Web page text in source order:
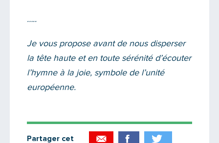
…..
Je vous propose avant de nous disperser
la tête haute et en toute sérénité d’écouter
l’hymne à la joie, symbole de l’unité
européenne.
Partager cet